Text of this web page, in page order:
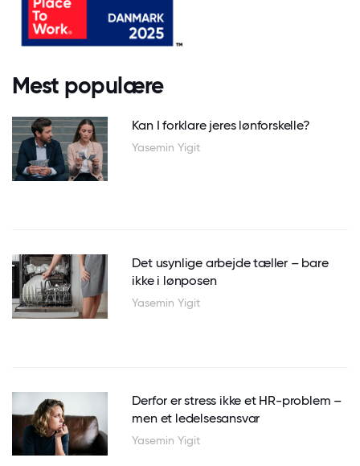
Mest populære
Kan I forklare jeres lønforskelle?
Yasemin Yigit
Det usynlige arbejde tæller – bare
ikke i lønposen
Yasemin Yigit
Derfor er stress ikke et HR-problem –
men et ledelsesansvar
Yasemin Yigit